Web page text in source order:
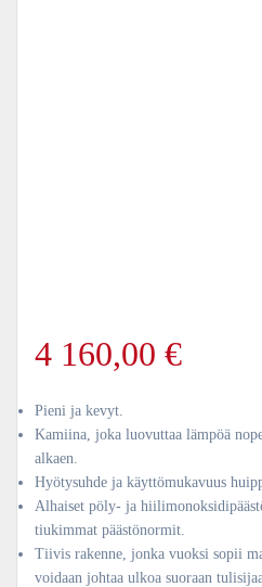
4 160,00 €
Pieni ja kevyt.
Kamiina, joka luovuttaa lämpöä
alkaen.
Hyötysuhde ja käyttömukavuus
Alhaiset pöly- ja
tiukimmat päästönormit.
Tiivis rakenne, jonka vuoksi sopii
voidaan johtaa ulkoa suoraan